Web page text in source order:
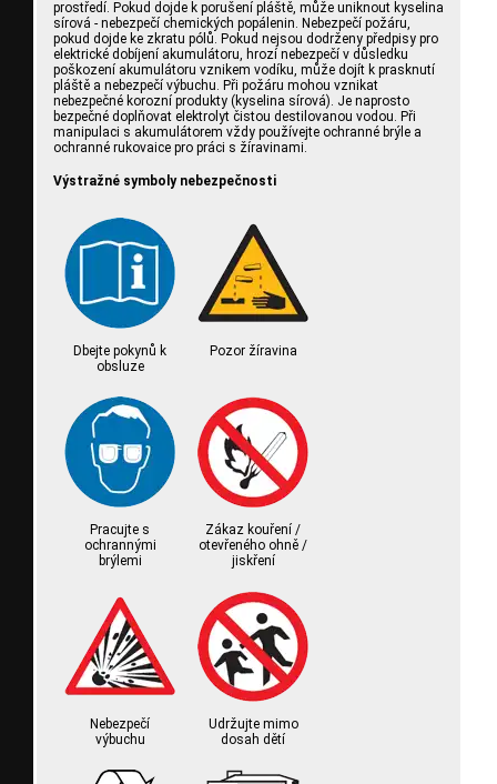
prostředí. Pokud dojde k porušení pláště, může uniknout kyselina
sírová - nebezpečí chemických popálenin. Nebezpečí požáru,
pokud dojde ke zkratu pólů. Pokud nejsou dodrženy předpisy pro
elektrické dobíjení akumulátoru, hrozí nebezpečí v důsledku
poškození akumulátoru vznikem vodíku, může dojít k prasknutí
pláště a nebezpečí výbuchu. Při požáru mohou vznikat
nebezpečné korozní produkty (kyselina sírová). Je naprosto
bezpečné doplňovat elektrolyt čistou destilovanou vodou. Při
manipulaci s akumulátorem vždy používejte ochranné brýle a
ochranné rukovaice pro práci s žíravinami.
Výstražné symboly nebezpečnosti
Dbejte pokynů k
obsluze
Pozor žíravina
Pracujte s
ochrannými
brýlemi
Zákaz kouření /
otevřeného ohně /
jiskření
Nebezpečí
výbuchu
Udržujte mimo
dosah dětí